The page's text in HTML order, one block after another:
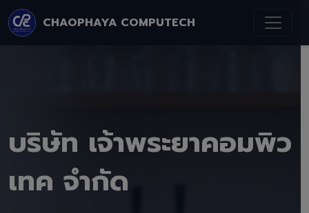
CHAOPHAYA COMPUTECH
บริษัท เจ้าพระยาคอมพิว
เทค จำกัด